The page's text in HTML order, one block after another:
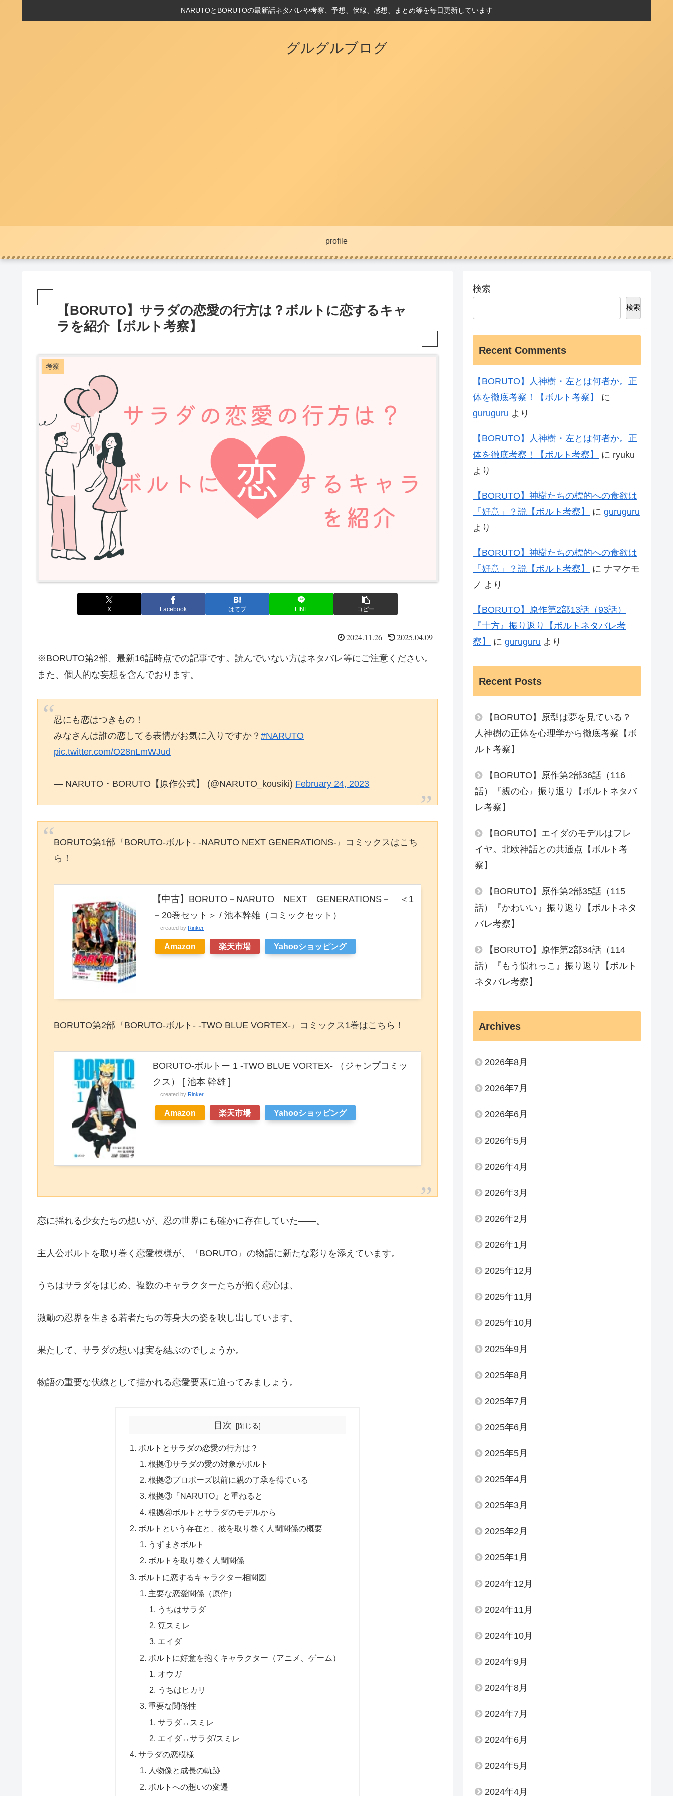
NARUTOとBORUTOの最新話ネタバレや考察、予想、伏線、感想、まとめ等を毎日更新しています
グルグルブログ
profile
【BORUTO】サラダの恋愛の行方は？ボルトに恋するキャ
ラを紹介【ボルト考察】
考察
X Facebook はてブ LINE コピー
2024.11.26 2025.04.09
※BORUTO第2部、最新16話時点での記事です。読んでいない方はネタバレ等にご注意ください。
また、個人的な妄想を含んでおります。
忍にも恋はつきもの！
みなさんは誰の恋してる表情がお気に入りですか？#NARUTO
pic.twitter.com/O28nLmWJud
— NARUTO・BORUTO【原作公式】 (@NARUTO_kousiki) February 24, 2023
BORUTO第1部『BORUTO-ボルト- -NARUTO NEXT GENERATIONS-』コミックスはこち
ら！
【中古】BORUTO－NARUTO NEXT GENERATIONS－ ＜1
－20巻セット＞ / 池本幹雄（コミックセット）
created by Rinker
Amazon 楽天市場 Yahooショッピング
BORUTO第2部『BORUTO-ボルト- -TWO BLUE VORTEX-』コミックス1巻はこちら！
BORUTO-ボルトー 1 -TWO BLUE VORTEX- （ジャンプコミッ
クス） [ 池本 幹雄 ]
created by Rinker
Amazon 楽天市場 Yahooショッピング
恋に揺れる少女たちの想いが、忍の世界にも確かに存在していた——。
主人公ボルトを取り巻く恋愛模様が、『BORUTO』の物語に新たな彩りを添えています。
うちはサラダをはじめ、複数のキャラクターたちが抱く恋心は、
激動の忍界を生きる若者たちの等身大の姿を映し出しています。
果たして、サラダの想いは実を結ぶのでしょうか。
物語の重要な伏線として描かれる恋愛要素に迫ってみましょう。
目次
ボルトとサラダの恋愛の行方は？
根拠①サラダの愛の対象がボルト
根拠②プロポーズ以前に親の了承を得ている
根拠③『NARUTO』と重ねると
根拠④ボルトとサラダのモデルから
ボルトという存在と、彼を取り巻く人間関係の概要
うずまきボルト
ボルトを取り巻く人間関係
ボルトに恋するキャラクター相関図
主要な恋愛関係（原作）
うちはサラダ
筧スミレ
エイダ
ボルトに好意を抱くキャラクター（アニメ、ゲーム）
オウガ
うちはヒカリ
重要な関係性
サラダ↔スミレ
エイダ↔サラダ/スミレ
サラダの恋模様
人物像と成長の軌跡
ボルトへの想いの変遷
検索
検索
Recent Comments
【BORUTO】人神樹・左とは何者か。正
体を徹底考察！【ボルト考察】
に
guruguru より
【BORUTO】人神樹・左とは何者か。正
体を徹底考察！【ボルト考察】
に ryuku
より
【BORUTO】神樹たちの標的への食欲は
「好意」？説【ボルト考察】
に guruguru
より
【BORUTO】神樹たちの標的への食欲は
「好意」？説【ボルト考察】
に ナマケモ
ノ より
【BORUTO】原作第2部13話（93話）
『十方』振り返り【ボルトネタバレ考
察】
に guruguru より
Recent Posts
【BORUTO】原型は夢を見ている？
人神樹の正体を心理学から徹底考察【ボ
ルト考察】
【BORUTO】原作第2部36話（116
話）『親の心』振り返り【ボルトネタバ
レ考察】
【BORUTO】エイダのモデルはフレ
イヤ。北欧神話との共通点【ボルト考
察】
【BORUTO】原作第2部35話（115
話）『かわいい』振り返り【ボルトネタ
バレ考察】
【BORUTO】原作第2部34話（114
話）『もう慣れっこ』振り返り【ボルト
ネタバレ考察】
Archives
2026年8月
2026年7月
2026年6月
2026年5月
2026年4月
2026年3月
2026年2月
2026年1月
2025年12月
2025年11月
2025年10月
2025年9月
2025年8月
2025年7月
2025年6月
2025年5月
2025年4月
2025年3月
2025年2月
2025年1月
2024年12月
2024年11月
2024年10月
2024年9月
2024年8月
2024年7月
2024年6月
2024年5月
2024年4月